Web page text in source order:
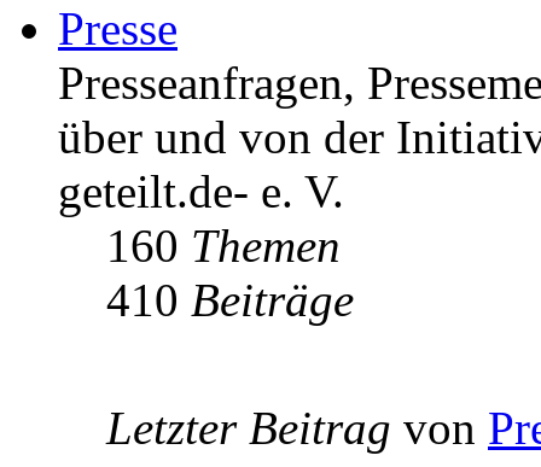
Presse
Presseanfragen,
über und von der
geteilt.de- e. V.
160 Themen
410 Beiträge
Letzter Beitrag von